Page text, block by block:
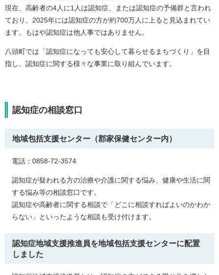
現在、高齢者の4人に1人は認知症、または認知症の予備群と言われ
ており、2025年には認知症の方が約700万人に上ると見込まれてい
ます。もはや認知症は他人事ではありません。
八頭町では「認知症になっても安心して暮らせるまちづくり」を目
指し、認知症に関する様々な事業に取り組んでいます。
認知症の相談窓口
地域包括支援センター（郡家保健センター内）
電話：0858-72-3574
認知症が疑われる方の治療や介護に関する悩み、健康や生活に関
する悩み等の相談窓口です。
認知症や高齢者に関する相談で「どこに相談すればよいのかわか
らない」といったような相談も受け付けます。
認知症地域支援推進員を地域包括支援センターに配置
しました